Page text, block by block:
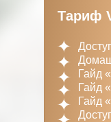
Гайд
Гайд
Гайд
Тариф